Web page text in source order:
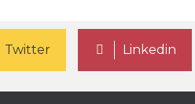
Twitter Linkedin